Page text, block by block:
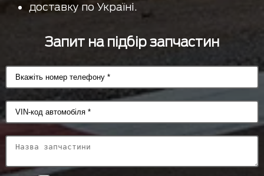
доставку по Україні.
Запит на підбір запчастин